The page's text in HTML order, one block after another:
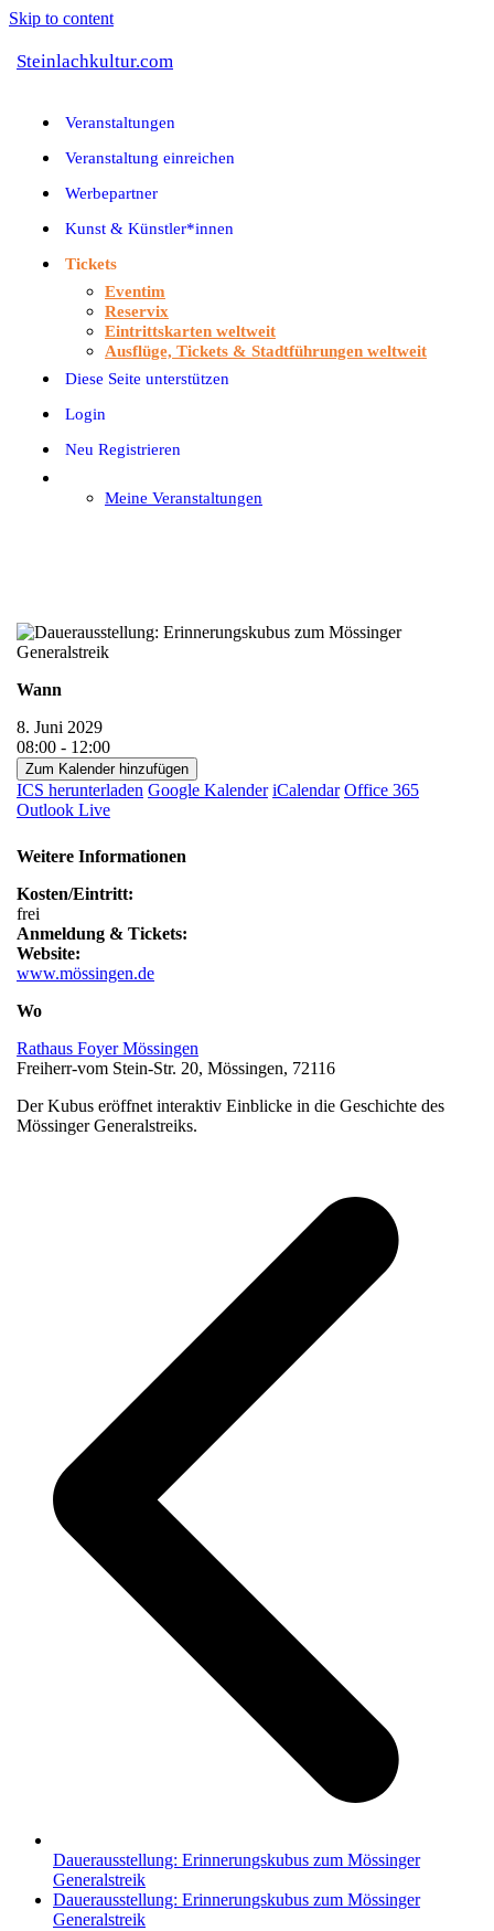
Skip to content
Steinlachkultur.com
Veranstaltungen
Veranstaltung einreichen
Werbepartner
Kunst & Künstler*innen
Tickets
Eventim
Reservix
Eintrittskarten weltweit
Ausflüge, Tickets & Stadtführungen weltweit
Diese Seite unterstützen
Login
Neu Registrieren
Meine Veranstaltungen
Wann
8. Juni 2029
08:00 - 12:00
Zum Kalender hinzufügen
ICS herunterladen Google Kalender iCalendar Office 365
Outlook Live
Weitere Informationen
Kosten/Eintritt:
frei
Anmeldung & Tickets:
Website:
www.mössingen.de
Wo
Rathaus Foyer Mössingen
Freiherr-vom Stein-Str. 20, Mössingen, 72116
Der Kubus eröffnet interaktiv Einblicke in die Geschichte des
Mössinger Generalstreiks.
Dauerausstellung: Erinnerungskubus zum Mössinger
Generalstreik
Nächster
Beitrag:
Dauerausstellung: Erinnerungskubus zum Mössinger
Generalstreik